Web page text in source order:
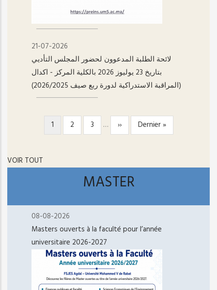
21-07-2026
لائحة الطلبة المدعوون لحضور المجلس التأديي
بتاريخ 23 يوليوز 2026 بالكلية المركز - اکدال
(المراقبة الاستدراكية لدورة ربع صيف 2026/2025)
PAGINATIONPage
courante
1 Page
2 Page
3 …
Page
suivante
››
Dernière
page
Dernier »
VOIR TOUT
MASTER
08-08-2026
Masters ouverts à la faculté pour l’année
universitaire 2026-2027